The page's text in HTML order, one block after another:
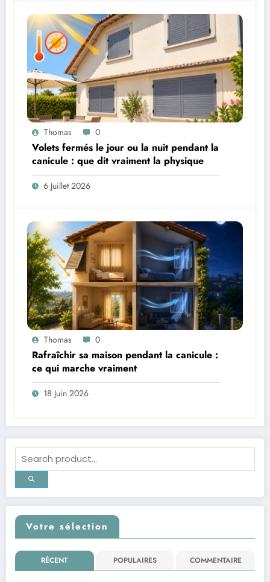
Thomas 0
Volets fermés le jour ou la nuit pendant la
canicule : que dit vraiment la physique
6 Juillet 2026
Thomas 0
Rafraîchir sa maison pendant la canicule :
ce qui marche vraiment
18 Juin 2026
Votre sélection
RÉCENT POPULAIRES COMMENTAIRE